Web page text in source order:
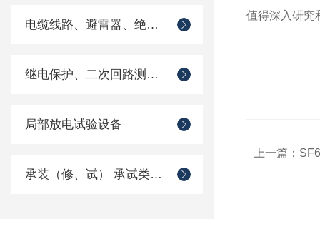
电缆线路、避雷器、绝缘子测试仪器
继电保护、二次回路测试仪器
局部放电试验设备
承装（修、试） 承试类仪器
值得深入研究
上一篇： SF6